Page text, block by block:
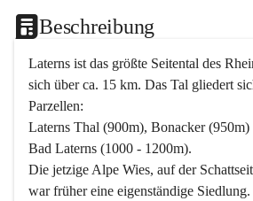
Beschreibung
Laterns ist das größte Seitental des
sich über ca. 15 km. Das Tal gliedert
Parzellen:
Laterns Thal (900m), Bonacker
Bad Laterns (1000 - 1200m).
Die jetzige Alpe Wies, auf der
war früher eine eigenständige